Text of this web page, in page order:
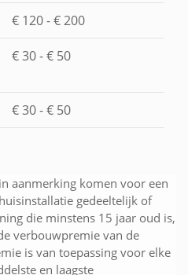
€ 120 - € 200
€ 30 - € 50
€ 30 - € 50
aanmerking komen voor een
gedeeltelijk of
die minstens 15 jaar oud is,
verbouwpremie van de
is van toepassing voor elke
en laagste